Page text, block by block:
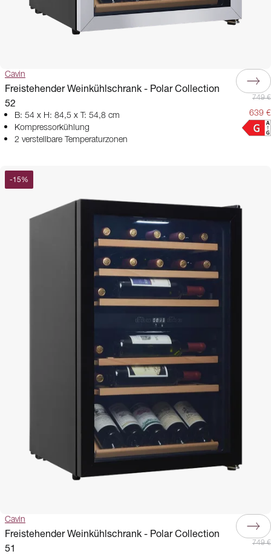
Cavin
Freistehender Weinkühlschrank - Polar Collection
52
B: 54 x H: 84,5 x T: 54,8 cm
Kompressorkühlung
2 verstellbare Temperaturzonen
749 €
639 €
-15%
Cavin
Freistehender Weinkühlschrank - Polar Collection
51
749 €